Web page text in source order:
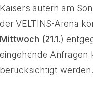
Kaiserslautern am
der VELTINS-Arena
Mittwoch (21.1.)
eingehende Anfragen
berücksichtigt werden.